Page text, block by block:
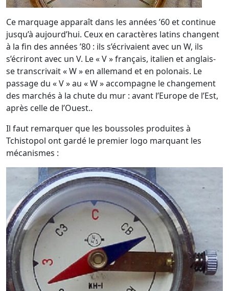
Ce marquage apparaît dans les années ’60 et continue
jusqu’à aujourd’hui. Ceux en caractères latins changent
à la fin des années ’80 : ils s’écrivaient avec un W, ils
s’écriront avec un V. Le « V » français, italien et anglais-
se transcrivait « W » en allemand et en polonais. Le
passage du « V » au « W » accompagne le changement
des marchés à la chute du mur : avant l’Europe de l’Est,
après celle de l’Ouest..
Il faut remarquer que les boussoles produites à
Tchistopol ont gardé le premier logo marquant les
mécanismes :